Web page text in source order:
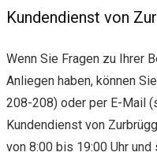
Kundendienst von
Wenn Sie Fragen zu Ihrer
Anliegen haben, können
208-208) oder per E-Mail (
Kundendienst von
von 8:00 bis 19:00 Uhr